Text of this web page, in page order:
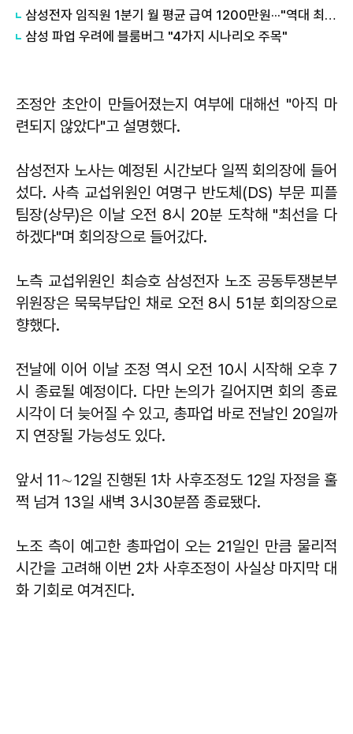
삼성전자 임직원 1분기 월 평균 급여 1200만원···"역대 최고 수준"
삼성 파업 우려에 블룸버그 "4가지 시나리오 주목"
조정안 초안이 만들어졌는지 여부에 대해선 "아직 마
련되지 않았다"고 설명했다.
삼성전자 노사는 예정된 시간보다 일찍 회의장에 들어
섰다. 사측 교섭위원인 여명구 반도체(DS) 부문 피플
팀장(상무)은 이날 오전 8시 20분 도착해 "최선을 다
하겠다"며 회의장으로 들어갔다.
노측 교섭위원인 최승호 삼성전자 노조 공동투쟁본부
위원장은 묵묵부답인 채로 오전 8시 51분 회의장으로
향했다.
전날에 이어 이날 조정 역시 오전 10시 시작해 오후 7
시 종료될 예정이다. 다만 논의가 길어지면 회의 종료
시각이 더 늦어질 수 있고, 총파업 바로 전날인 20일까
지 연장될 가능성도 있다.
앞서 11∼12일 진행된 1차 사후조정도 12일 자정을 훌
쩍 넘겨 13일 새벽 3시30분쯤 종료됐다.
노조 측이 예고한 총파업이 오는 21일인 만큼 물리적
시간을 고려해 이번 2차 사후조정이 사실상 마지막 대
화 기회로 여겨진다.